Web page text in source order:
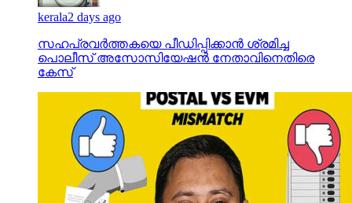
സഹപ്രവര്‍ത്തകയെ പീഡിപ്പിക്കാന്‍ ശ്രമിച്ച
പൊലീസ് അസോസിയേഷന്‍ നേതാവിനെതിരെ
കേസ്